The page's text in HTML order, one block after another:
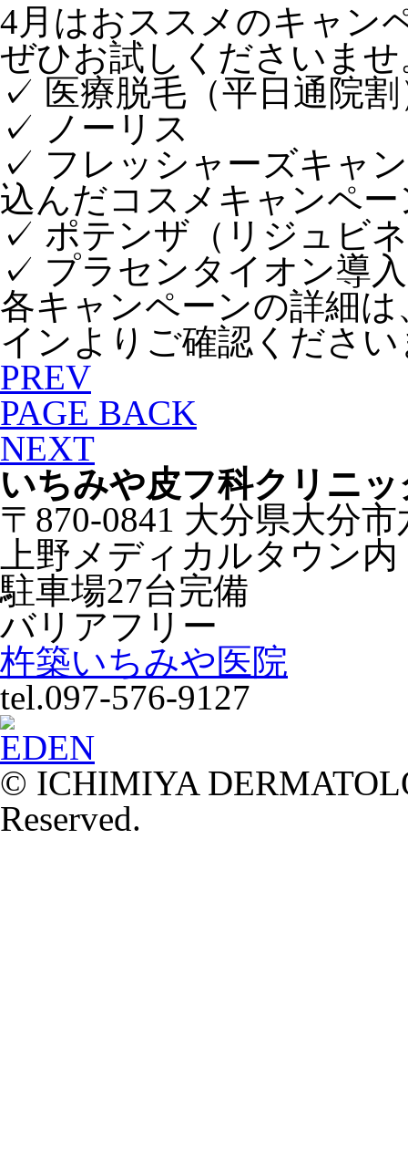
4月はおススメのキャン
ぜひお試しくださいませ
✓ 医療脱毛（平日通院割
✓ ノーリス
✓ フレッシャーズキャ
込んだコスメキャンペー
✓ ポテンザ（リジュビ
✓ プラセンタイオン導入
各キャンペーンの詳細
インよりご確認くださ
PREV
PAGE BACK
NEXT
いちみや皮フ科クリニッ
〒870-0841 大分県大分
上野メディカルタウン内
駐車場27台完備
バリアフリー
杵築いちみや医院
tel.097-576-9127
© ICHIMIYA
Reserved.